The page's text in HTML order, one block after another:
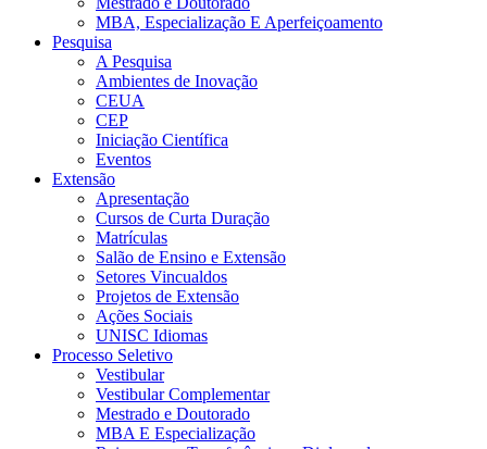
MBA, Especialização E Aperfeiçoamento
Pesquisa
A Pesquisa
Ambientes de Inovação
CEUA
CEP
Iniciação Científica
Eventos
Extensão
Apresentação
Cursos de Curta Duração
Matrículas
Salão de Ensino e Extensão
Setores Vincualdos
Projetos de Extensão
Ações Sociais
UNISC Idiomas
Processo Seletivo
Vestibular
Vestibular Complementar
Mestrado e Doutorado
MBA E Especialização